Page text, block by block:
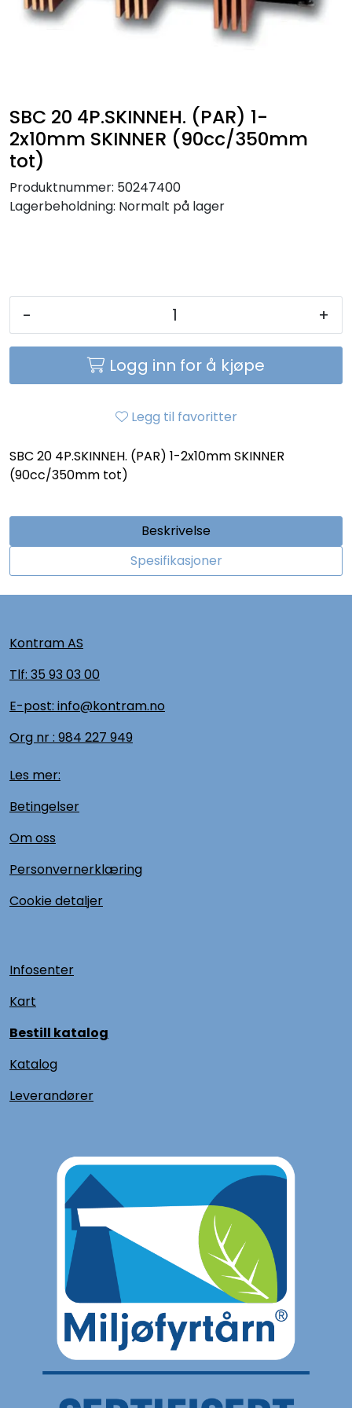
SBC 20 4P.SKINNEH. (PAR) 1-
2x10mm SKINNER (90cc/350mm
tot)
Produktnummer: 50247400
Lagerbeholdning: Normalt på lager
- +
Logg inn for å kjøpe
Legg til favoritter
SBC 20 4P.SKINNEH. (PAR) 1-2x10mm SKINNER
(90cc/350mm tot)
Beskrivelse
Spesifikasjoner
Kontram AS
Tlf: 35 93 03 00
E-post: info@kontram.no
Org nr : 984 227 949
Les mer:
Betingelser
Om oss
Personvernerklæring
Cookie detaljer
Infosenter
Kart
Bestill katalog
Katalog
Leverandører
Sikringer